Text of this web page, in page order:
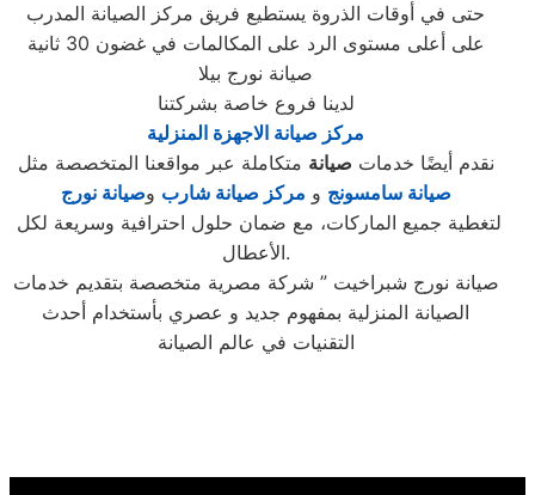
حتى في أوقات الذروة يستطيع فريق مركز الصيانة المدرب
على أعلى مستوى الرد على المكالمات في غضون 30 ثانية
صيانة نورج بيلا
لدينا فروع خاصة بشركتنا
مركز صيانة الاجهزة المنزلية
نقدم أيضًا خدمات صيانة متكاملة عبر مواقعنا المتخصصة مثل
صيانة سامسونج و مركز صيانة شارب وصيانة نورج
الأعطال.
صيانة نورج شبراخيت ” شركة مصرية متخصصة بتقديم خدمات
الصيانة المنزلية بمفهوم جديد و عصري بأستخدام أحدث
التقنيات في عالم الصيانة